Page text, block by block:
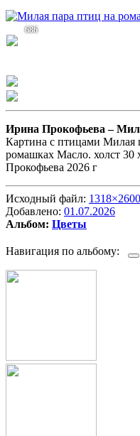
686
Ирина Прокофьева –
Картина с птицами Милая
ромашках Масло. холст
Прокофьева 2026 г
Исходный файл:
Добавлено: 01.07.2026
Альбом: Цветы
Навигация по альбому: